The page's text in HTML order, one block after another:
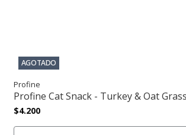
AGOTADO
Profine
Profine Cat Snack - Turkey & Oat
$4.200